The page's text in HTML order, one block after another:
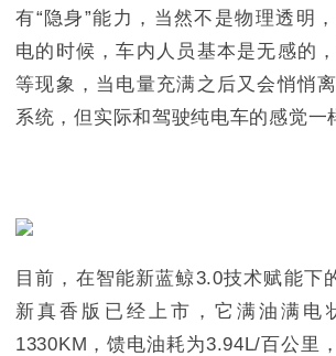
有“隐身”能力，当然不是物理透明
电的时候，车内人员基本是无感的
等现象，当电量充满之后又会悄悄
系统，但实际和驾驶纯电车的感觉一
目前，在智能新蓝鲸3.0技术赋能下
新真香版已经上市，它满油满电
1330KM，馈电油耗为3.94L/百公里